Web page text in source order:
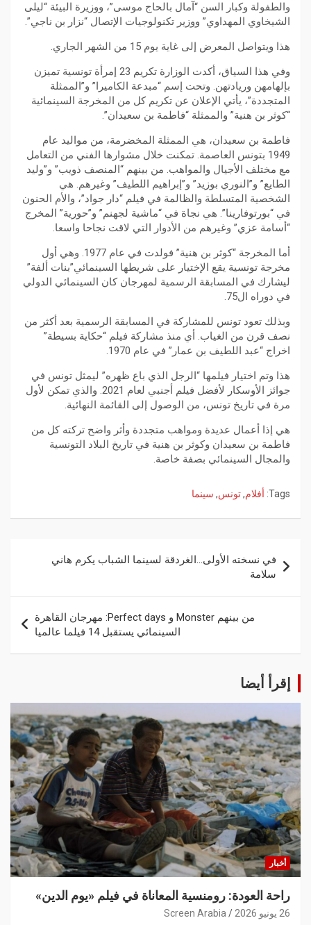
والطفولة وكبار السن “آمال بالحاج موسى”، ووزيرة البيئة “ليلى
الشيخاوي المهداوي” ووزير تكنولوجيات الإتصال “نزار بن ناجي”.
هذا ويتواصل المعرض إلى غاية يوم 15 من الشهر الجاري.
وفي هذا السياق، أكدت الوزارة تكريم 23 إمرأة تونسية تميزن
بإلهامهن وريادتهن. وتحت إسم “مبدعة الكاميرا” و”الممثلة
المتجددة”، يأتي الإعلان عن تكريم كل من المخرجة السينمائية
“كوثر بن هنية” والممثلة “فاطمة بن سعيدان”.
فاطمة بن سعيدان، هي الممثلة المخضرمة، من مواليد عام
1949 بتونس العاصمة. تمكنت خلال مشوارها الفني من التعامل
مع مختلف الأجيال والمواهب. من بينهم “المنصف ذويب” و”وليد
الطايع” و”النوري بوزيد” و”إبراهيم اللطيف” وغيرهم. هي
الشخصية المتسلطة والظالمة في فيلم “دار جواد”، والأم الحنون
في “بورتوفارينا”. هي نجاة في “ماشية لجهنم” و”حورية” المخرج
“أسامة عزي” وغيرهم من الأدوار التي لاقت نجاحا واسعا.
أما المخرجة “كوثر بن هنية” فولدت في عام 1977. وهي أول
مخرجة تونسية يقع الإختيار على شريطها السينمائي”بنات ألفة”
ليشارك في المسابقة الرسمية لمهرجان كان السينمائي الدولي
في دوراه ال75.
وبذلك تعود تونس للمشاركة في المسابقة الرسمية بعد أكثر من
نصف قرن من الغياب. أي منذ مشاركة فيلم “حكاية بسيطة”
اخراج “عبد اللطيف بن عمار” في عام 1970.
هذا وتم اختيار فيلمها “الرجل الذي باع ظهره” ليمثل تونس في
جوائز الأوسكار لأفضل فيلم أجنبي لعام 2021. والذي تمكن لأول
مرة في تاريخ تونس، من الوصول إلى القائمة النهائية.
هي إذا أعمال عديدة ومواهب متجددة وأثر واضح تركته كل من
فاطمة بن سعيدان وكوثر بن هنية في تاريخ البلاد التونسية
والمجال السينمائي بصفة خاصة.
Tags: أفلام,تونس, سينما
في نسخته الأولى…الغردقة لسينما الشباب يكرم هاني
سلامة
من بينهم Monster و Perfect days: مهرجان القاهرة
السينمائي يستقبل 14 فيلما عالميا
إقرأ أيضا
أخبار
راحة العودة: رومنسية المعاناة في فيلم «يوم الدين»
26 يونيو 2026 Screen Arabia